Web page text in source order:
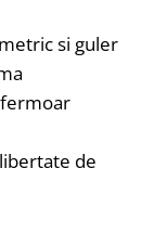
si guler
de